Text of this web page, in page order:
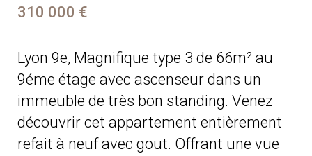
310 000 €
Lyon 9e, Magnifique type 3 de 66m² au
9éme étage avec ascenseur dans un
immeuble de très bon standing. Venez
découvrir cet appartement entièrement
refait à neuf avec gout. Offrant une vue